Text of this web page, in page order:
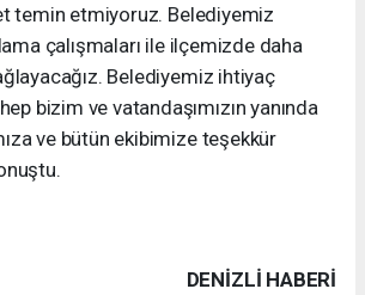
temin etmiyoruz. Belediyemiz
çalışmaları ile ilçemizde daha
Belediyemiz ihtiyaç
bizim ve vatandaşımızın yanında
ve bütün ekibimize teşekkür
DENIZLI HABERİ